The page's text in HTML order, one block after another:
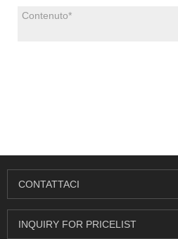
CONTATTACI
INQUIRY FOR PRICELIST